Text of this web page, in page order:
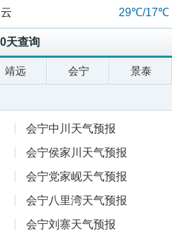
29℃/17℃
天查询
靖远 会宁 景泰
会宁中川天气预报
会宁侯家川天气预报
会宁党家岘天气预报
会宁八里湾天气预报
会宁刘寨天气预报